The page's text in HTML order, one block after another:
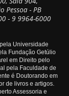
Pessoa - PB
- 9 9964-6000
Universidade
Fundação Getúlio
em Direito pelo
pela Faculdade de
é Doutorando em
de livros e artigos.
Assessoria e